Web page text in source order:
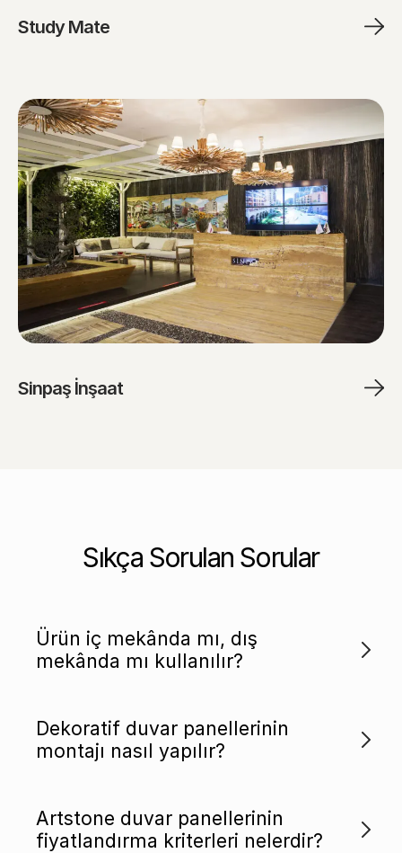
Study Mate
Sinpaş İnşaat
Sıkça Sorulan Sorular
Ürün iç mekânda mı, dış
mekânda mı kullanılır?
Dekoratif duvar panellerinin
montajı nasıl yapılır?
Artstone duvar panellerinin
fiyatlandırma kriterleri nelerdir?